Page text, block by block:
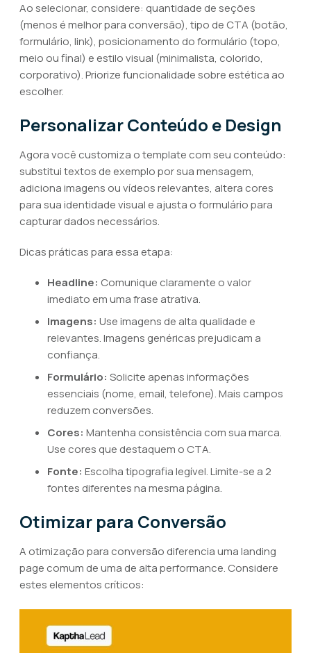
Ao selecionar, considere: quantidade de seções
(menos é melhor para conversão), tipo de CTA (botão,
formulário, link), posicionamento do formulário (topo,
meio ou final) e estilo visual (minimalista, colorido,
corporativo). Priorize funcionalidade sobre estética ao
escolher.
Personalizar Conteúdo e Design
Agora você customiza o template com seu conteúdo:
substitui textos de exemplo por sua mensagem,
adiciona imagens ou vídeos relevantes, altera cores
para sua identidade visual e ajusta o formulário para
capturar dados necessários.
Dicas práticas para essa etapa:
Headline: Comunique claramente o valor
imediato em uma frase atrativa.
Imagens: Use imagens de alta qualidade e
relevantes. Imagens genéricas prejudicam a
confiança.
Formulário: Solicite apenas informações
essenciais (nome, email, telefone). Mais campos
reduzem conversões.
Cores: Mantenha consistência com sua marca.
Use cores que destaquem o CTA.
Fonte: Escolha tipografia legível. Limite-se a 2
fontes diferentes na mesma página.
Otimizar para Conversão
A otimização para conversão diferencia uma landing
page comum de uma de alta performance. Considere
estes elementos críticos: